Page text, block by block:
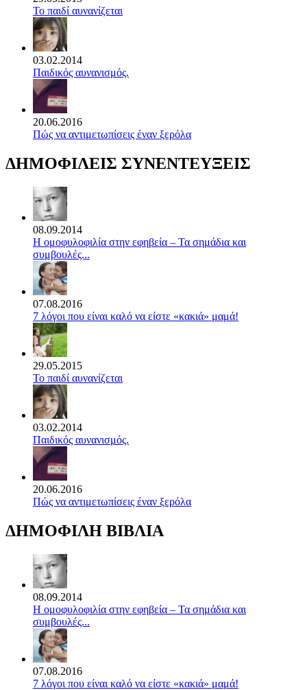
Το παιδί αυνανίζεται
03.02.2014
Παιδικός αυνανισμός.
20.06.2016
Πώς να αντιμετωπίσεις έναν ξερόλα
ΔΗΜΟΦΙΛΕΙΣ ΣΥΝΕΝΤΕΥΞΕΙΣ
08.09.2014
Η ομοφυλοφιλία στην εφηβεία – Τα σημάδια και
συμβουλές...
07.08.2016
7 λόγοι που είναι καλό να είστε «κακιά» μαμά!
29.05.2015
Το παιδί αυνανίζεται
03.02.2014
Παιδικός αυνανισμός.
20.06.2016
Πώς να αντιμετωπίσεις έναν ξερόλα
ΔΗΜΟΦΙΛΗ ΒΙΒΛΙΑ
08.09.2014
Η ομοφυλοφιλία στην εφηβεία – Τα σημάδια και
συμβουλές...
07.08.2016
7 λόγοι που είναι καλό να είστε «κακιά» μαμά!